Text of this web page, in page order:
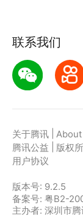
联系我们
关于腾讯
腾讯公益
版权
用户协议
版本号: 9.2.5
备案号: 粤B2-
主办者: 深圳市